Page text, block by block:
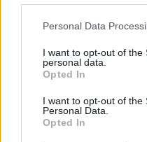
Please note that this
not limited to your visit or
grant or deny consent to
use your data for below
consent section.
Personal Data
I want to opt-out of the
personal data.
Opted In
I want to opt-out of the
Personal Data.
Opted In
AzXPG SX6000 Lite
a régi SATA SSD-t. Az
Az olvasási és írási
másodpercen
másodpercenként 220K
technológia. Ezeket a
PC-kbe és laptopokba